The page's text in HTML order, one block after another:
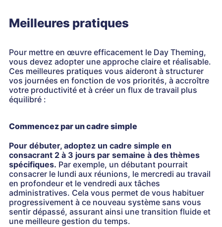
Meilleures pratiques
Pour mettre en œuvre efficacement le Day Theming,
vous devez adopter une approche claire et réalisable.
Ces meilleures pratiques vous aideront à structurer
vos journées en fonction de vos priorités, à accroître
votre productivité et à créer un flux de travail plus
équilibré :
Commencez par un cadre simple
Pour débuter, adoptez un cadre simple en
consacrant 2 à 3 jours par semaine à des thèmes
spécifiques. Par exemple, un débutant pourrait
consacrer le lundi aux réunions, le mercredi au travail
en profondeur et le vendredi aux tâches
administratives. Cela vous permet de vous habituer
progressivement à ce nouveau système sans vous
sentir dépassé, assurant ainsi une transition fluide et
une meilleure gestion du temps.